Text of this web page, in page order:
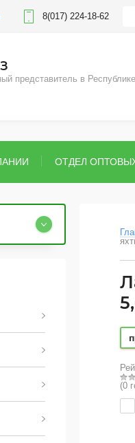
8(017) 224-18-62
представитель в
ОТДЕЛ
(0